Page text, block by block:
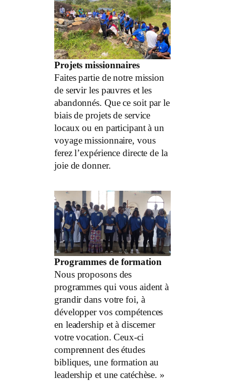
Projets missionnaires
Faites partie de notre mission
de servir les pauvres et les
abandonnés. Que ce soit par le
biais de projets de service
locaux ou en participant à un
voyage missionnaire, vous
ferez l’expérience directe de la
joie de donner.
Programmes de formation
Nous proposons des
programmes qui vous aident à
grandir dans votre foi, à
développer vos compétences
en leadership et à discerner
votre vocation. Ceux-ci
comprennent des études
bibliques, une formation au
leadership et une catéchèse. »